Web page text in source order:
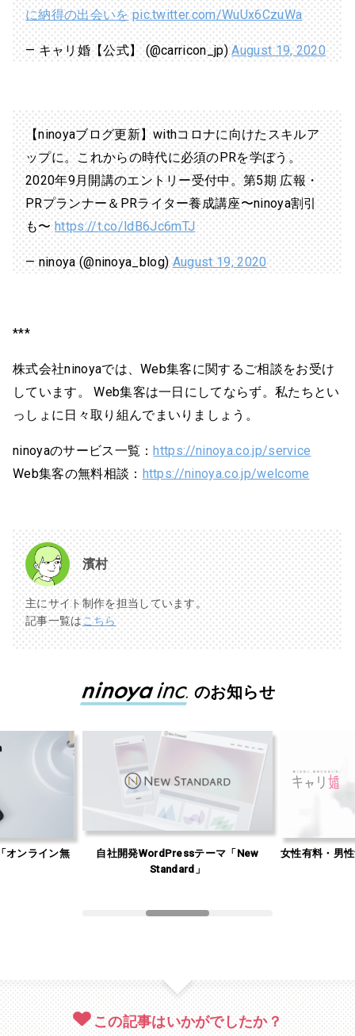
に納得の出会いを pic.twitter.com/WuUx6CzuWa
— キャリ婚【公式】 (@carricon_jp)August 19, 2020
【ninoyaブログ更新】withコロナに向けたスキルア
ップに。これからの時代に必須のPRを学ぼう。
2020年9月開講のエントリー受付中。第5期 広報・
PRプランナー＆PRライター養成講座〜ninoya割引
も〜https://t.co/ldB6Jc6mTJ
— ninoya (@ninoya_blog)August 19, 2020
***
株式会社ninoyaでは、Web集客に関するご相談をお受け
しています。 Web集客は一日にしてならず。私たちとい
っしょに日々取り組んでまいりましょう。
ninoyaのサービス一覧：https://ninoya.co.jp/service
Web集客の無料相談： https://ninoya.co.jp/welcome
濱村
主にサイト制作を担当しています。
記事一覧はこちら
のお知らせ
オンライン無
自社開発WordPressテーマ「New
Standard」
女性有料・男
この記事はいかがでしたか？